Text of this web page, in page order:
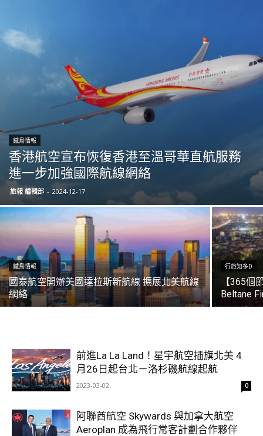
鐵鳥情報
香港航空宣布恢復香港至溫哥華直航服務
進一步加強國際航線網絡
旅報 編輯部 - 2024-12-17
鐵鳥情報
國泰航空開辦美國達拉斯新航線 擴展北美航線
網絡
行旅知多D
【365個
Beltane
前進La La Land！星宇航空插旗北美 4
月26日起台北－洛杉磯航線起航
2023-03-02 0
阿聯酋航空 Skywards 與加拿大航空
Aeroplan 成為飛行常客計劃合作夥伴